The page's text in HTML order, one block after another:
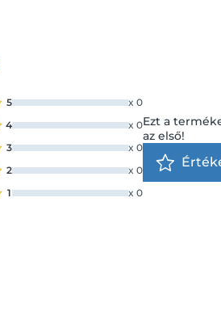
5 x 0
4
x 0
3
x 0
2
x 0
1
x 0
Ezt a
az első!